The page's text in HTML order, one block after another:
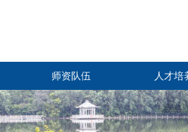
师资队伍 人才培